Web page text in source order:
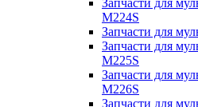
Запчасти для
M224S
Запчасти для
Запчасти для
M225S
Запчасти для
M226S
Запчасти для